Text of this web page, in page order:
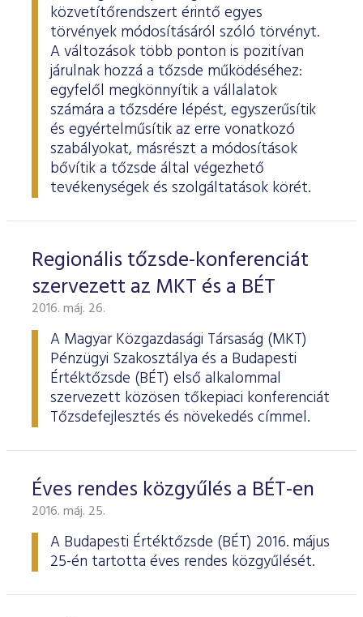
ESG Útmutató
közvetítőrendszert érintő egyes
törvények módosításáról szóló törvényt.
A változások több ponton is pozitívan
járulnak hozzá a tőzsde működéséhez:
egyfelől megkönnyítik a vállalatok
számára a tőzsdére lépést, egyszerűsítik
és egyértelműsítik az erre vonatkozó
szabályokat, másrészt a módosítások
bővítik a tőzsde által végezhető
tevékenységek és szolgáltatások körét.
Regionális tőzsde-konferenciát
szervezett az MKT és a BÉT
2016. máj. 26.
A Magyar Közgazdasági Társaság (MKT)
Pénzügyi Szakosztálya és a Budapesti
Értéktőzsde (BÉT) első alkalommal
szervezett közösen tőkepiaci konferenciát
Tőzsdefejlesztés és növekedés címmel.
Éves rendes közgyűlés a BÉT-en
2016. máj. 25.
A Budapesti Értéktőzsde (BÉT) 2016. május
25-én tartotta éves rendes köz­gyűlését.